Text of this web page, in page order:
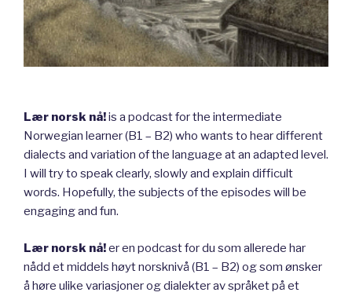
Lær norsk nå!is a podcast for the intermediate
Norwegian learner (B1 – B2) who wants to hear different
dialects and variation of the language at an adapted level.
I will try to speak clearly, slowly and explain difficult
words. Hopefully, the subjects of the episodes will be
engaging and fun.
Lær norsk nå!er en podcast for du som allerede har
nådd et middels høyt norsknivå (B1 – B2) og som ønsker
å høre ulike variasjoner og dialekter av språket på et